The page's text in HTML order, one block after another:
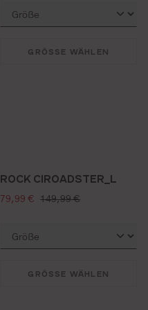
GRÖSSE WÄHLEN
ROCK CIROADSTER_L
verkaufspreis:
79,99 € regulärer preis:
149,99 €
GRÖSSE WÄHLEN